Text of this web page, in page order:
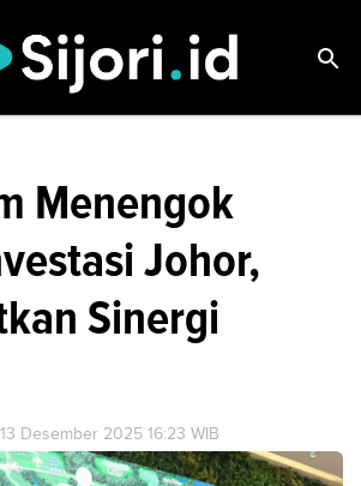
Menengok
Johor,
Sinergi
Desember 2025 16:23 WIB